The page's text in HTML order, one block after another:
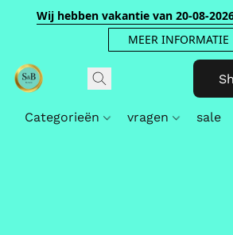
Wij hebben vakantie van 20-08-
MEER INFORMATIE
Categorieën vragen sale